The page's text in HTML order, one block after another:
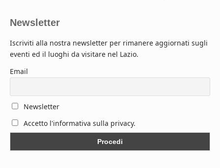
Newsletter
Iscriviti alla nostra newsletter per rimanere aggiornati sugli
eventi ed il luoghi da visitare nel Lazio.
Email
Newsletter
Accetto l'informativa sulla privacy.